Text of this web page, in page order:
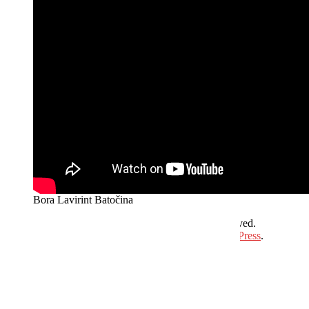
Bora Lavirint Batočina
. All rights reserved.
WordPress.